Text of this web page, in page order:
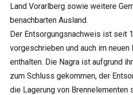
Land Vorarlberg sowie weitere
benachbarten Ausland.
Der Entsorgungsnachweis ist seit
vorgeschrieben und auch im
enthalten. Die Nagra ist aufgrund
zum Schluss gekommen, der
die Lagerung von Brennelementen